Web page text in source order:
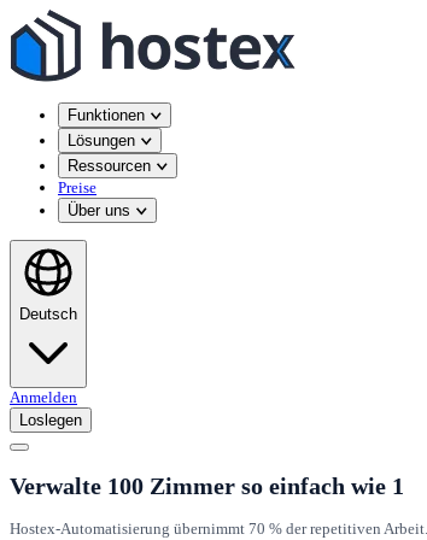
Funktionen
Lösungen
Ressourcen
Preise
Über uns
Deutsch
Anmelden
Loslegen
Verwalte 100 Zimmer so einfach wie 1
Hostex-Automatisierung übernimmt 70 % der repetitiven